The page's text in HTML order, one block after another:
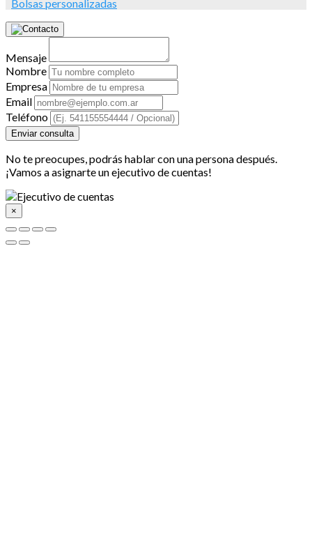
Bolsas personalizadas
Mensaje
Nombre
Empresa
Email
Teléfono
Enviar consulta
No te preocupes, podrás hablar con una persona después.
¡Vamos a asignarte un ejecutivo de cuentas!
×